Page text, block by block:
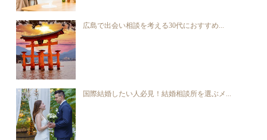
広島で出会い相談を考える30代におすすめ...
国際結婚したい人必見！結婚相談所を選ぶメ...